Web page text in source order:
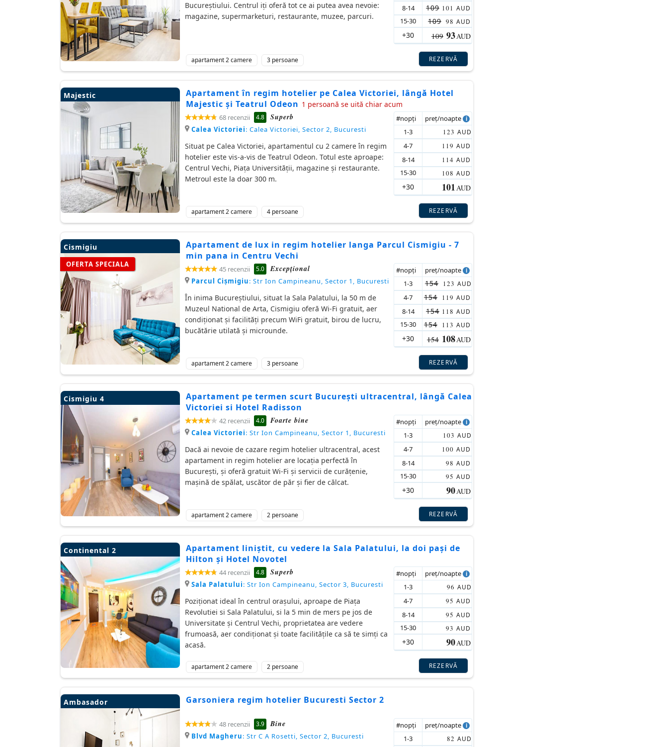
Bucureștiului. Centrul iți oferă tot ce ai putea avea nevoie:
magazine, supermarketuri, restaurante, muzee, parcuri.
8-14 109 101 AUD
15-30 109 98 AUD
+30 109 93AUD
apartament 2 camere 3 persoane REZERVĂ
Majestic
Apartament în regim hotelier pe Calea Victoriei, lângă Hotel
Majestic și Teatrul Odeon 1 persoană se uită chiar acum
68 recenzii 4.8 Superb
Calea Victoriei: Calea Victoriei, Sector 2, Bucuresti
Situat pe Calea Victoriei, apartamentul cu 2 camere în regim
hotelier este vis-a-vis de Teatrul Odeon. Totul este aproape:
Centrul Vechi, Piața Universității, magazine și restaurante.
Metroul este la doar 300 m.
#nopţi
preţ/noapte
1-3
123 AUD
4-7 119 AUD
8-14 114 AUD
15-30 108 AUD
+30 101AUD
apartament 2 camere 4 persoane REZERVĂ
Cismigiu
OFERTA SPECIALA
Apartament de lux in regim hotelier langa Parcul Cismigiu - 7
min pana in Centru Vechi
45 recenzii 5.0 Excepţional
Parcul Cișmigiu: Str Ion Campineanu, Sector 1, Bucuresti
În inima Bucureștiului, situat la Sala Palatului, la 50 m de
Muzeul National de Arta, Cismigiu oferă Wi-Fi gratuit, aer
condiționat și facilități precum WiFi gratuit, birou de lucru,
bucătărie utilată și microunde.
#nopţi
preţ/noapte
1-3
154 123 AUD
4-7 154 119 AUD
8-14 154 118 AUD
15-30 154 113 AUD
+30 154 108AUD
apartament 2 camere 3 persoane REZERVĂ
Cismigiu 4
Apartament pe termen scurt București ultracentral, lângă Calea
Victoriei si Hotel Radisson
42 recenzii 4.0 Foarte bine
Calea Victoriei: Str Ion Campineanu, Sector 1, Bucuresti
Dacă ai nevoie de cazare regim hotelier ultracentral, acest
apartament in regim hotelier are locaţia perfectă în
Bucureşti, şi oferă gratuit Wi-Fi şi servicii de curăţenie,
mașină de spălat, uscător de păr și fier de călcat.
#nopţi
preţ/noapte
1-3
103 AUD
4-7 100 AUD
8-14 98 AUD
15-30 95 AUD
+30 90AUD
apartament 2 camere 2 persoane REZERVĂ
Continental 2
Apartament liniștit, cu vedere la Sala Palatului, la doi pași de
Hilton și Hotel Novotel
44 recenzii 4.8 Superb
Sala Palatului: Str Ion Campineanu, Sector 3, Bucuresti
Poziţionat ideal în centrul oraşului, aproape de Piaţa
Revolutiei si Sala Palatului, si la 5 min de mers pe jos de
Universitate şi Centrul Vechi, proprietatea are vedere
frumoasă, aer condiționat și toate facilitățile ca să te simți ca
acasă.
#nopţi
preţ/noapte
1-3
96 AUD
4-7 95 AUD
8-14 95 AUD
15-30 93 AUD
+30 90AUD
apartament 2 camere 2 persoane REZERVĂ
Ambasador Garsoniera regim hotelier Bucuresti Sector 2
48 recenzii 3.9 Bine
Blvd Magheru: Str C A Rosetti, Sector 2, Bucuresti
#nopţi
preţ/noapte
1-3
82 AUD